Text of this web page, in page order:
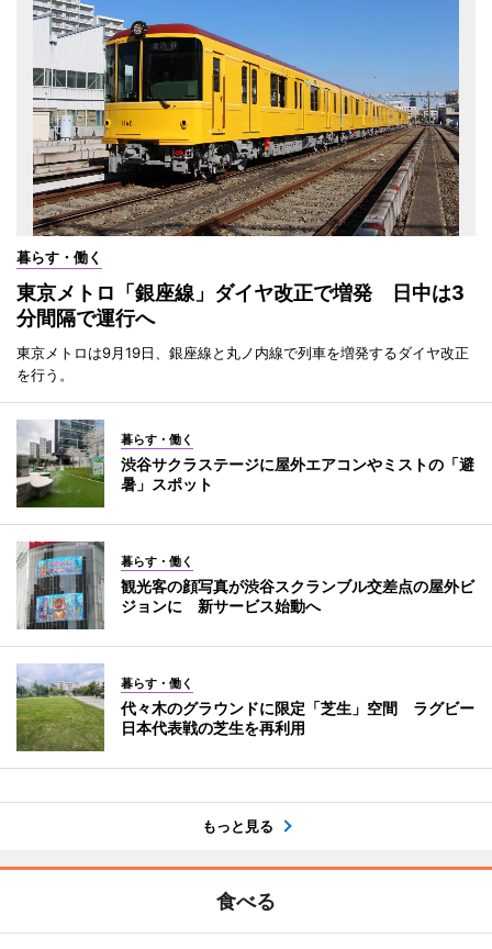
暮らす・働く
東京メトロ「銀座線」ダイヤ改正で増発 日中は3
分間隔で運行へ
東京メトロは9月19日、銀座線と丸ノ内線で列車を増発するダイヤ改正
を行う。
暮らす・働く
渋谷サクラステージに屋外エアコンやミストの「避
暑」スポット
暮らす・働く
観光客の顔写真が渋谷スクランブル交差点の屋外ビ
ジョンに 新サービス始動へ
暮らす・働く
代々木のグラウンドに限定「芝生」空間 ラグビー
日本代表戦の芝生を再利用
もっと見る
食べる